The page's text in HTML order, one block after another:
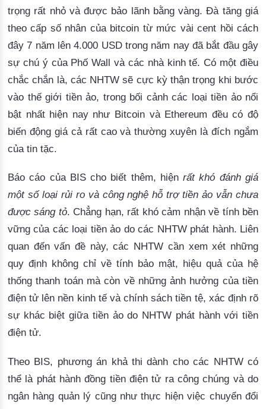
trọng rất nhỏ và được bảo lãnh bằng vàng. Đà tăng giá
theo cấp số nhân của bitcoin từ mức vài cent hồi cách
đây 7 năm lên 4.000 USD trong năm nay đã bắt đầu gây
sự chú ý của Phố Wall và các nhà kinh tế. Có một điều
chắc chắn là, các NHTW sẽ cực kỳ thận trọng khi bước
vào thế giới tiền ảo, trong bối cảnh các loại tiền ảo nổi
bật nhất hiện nay như Bitcoin và Ethereum đều có độ
biến động giá cả rất cao và thường xuyên là đích ngắm
của tin tặc.
Báo cáo của BIS cho biết thêm, hiện rất khó đánh giá
một số loại rủi ro và công nghệ hỗ trợ tiền ảo vẫn chưa
được sáng tỏ. Chẳng hạn, rất khó cảm nhận về tính bền
vững của các loại tiền ảo do các NHTW phát hành. Liên
quan đến vấn đề này, các NHTW cần xem xét những
quy định không chỉ về tính bảo mật, hiệu quả của hệ
thống thanh toán mà còn về những ảnh hưởng của tiền
điện tử lên nền kinh tế và chính sách tiền tệ, xác định rõ
sự khác biệt giữa tiền ảo do NHTW phát hành với tiền
điện tử.
Theo BIS, phương án khả thi dành cho các NHTW có
thể là phát hành đồng tiền điện tử ra công chúng và do
ngân hàng quản lý cũng như thực hiện việc chuyển đổi